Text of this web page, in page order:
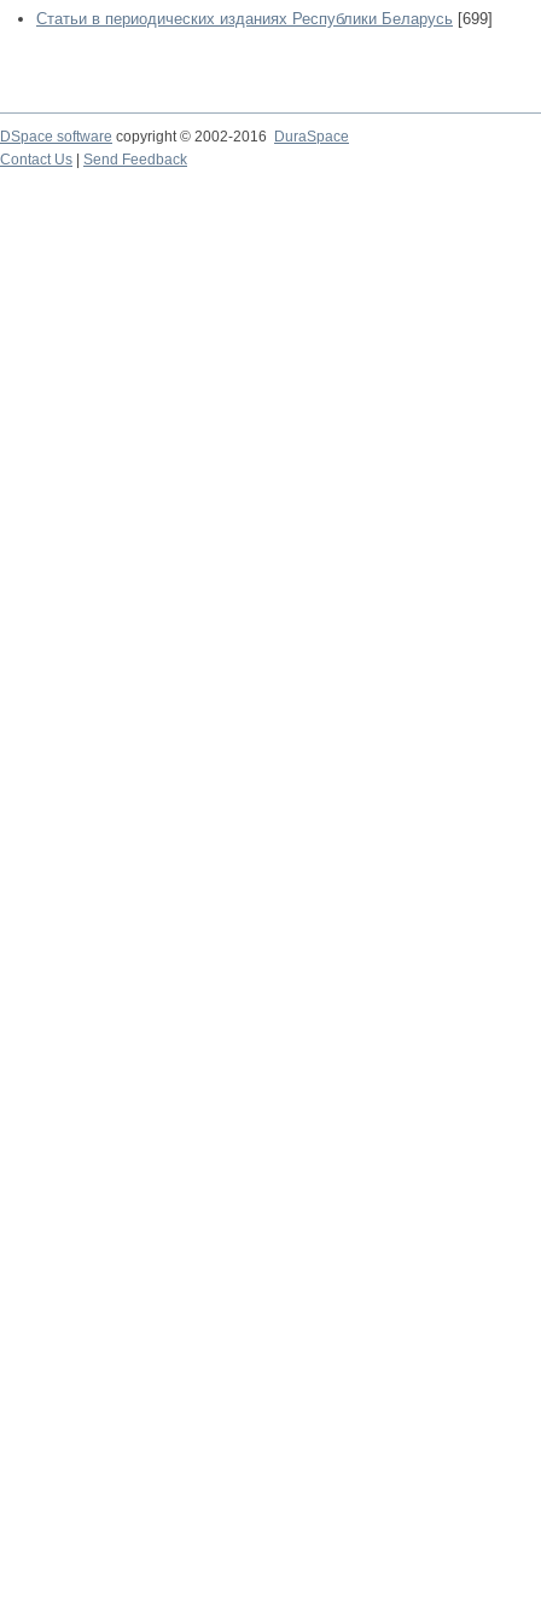
Статьи в периодических изданиях Республики Беларусь [699]
DSpace software copyright © 2002-2016
DuraSpace
Contact Us
Send Feedback